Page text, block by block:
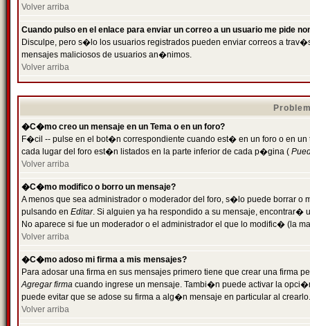
Volver arriba
Cuando pulso en el enlace para enviar un correo a un usuario me pide
Disculpe, pero s�lo los usuarios registrados pueden enviar correos a
mensajes maliciosos de usuarios an�nimos.
Volver arriba
�C�mo creo un mensaje en un Tema o en un foro?
F�cil -- pulse en el bot�n correspondiente cuando est� en un foro o en
cada lugar del foro est�n listados en la parte inferior de cada p�gina (
Volver arriba
�C�mo modifico o borro un mensaje?
A menos que sea administrador o moderador del foro, s�lo puede borrar o
pulsando en Editar. Si alguien ya ha respondido a su mensaje, encontrar�
No aparece si fue un moderador o el administrador el que lo modific� (la
Volver arriba
�C�mo adoso mi firma a mis mensajes?
Para adosar una firma en sus mensajes primero tiene que crear una firma
Agregar firma cuando ingrese un mensaje. Tambi�n puede activar la
puede evitar que se adose su firma a alg�n mensaje en particular al crearlo.
Volver arriba